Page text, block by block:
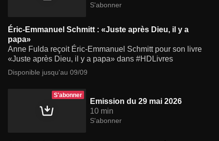
S'abonner
Éric-Emmanuel Schmitt : «Juste après Dieu, il y a
papa»
Anne Fulda reçoit Éric-Emmanuel Schmitt pour son livre
«Juste après Dieu, il y a papa» dans #HDLivres
Disponible jusqu'au 09/09
S'abonner
Emission du 29 mai 2026
10 min
S'abonner